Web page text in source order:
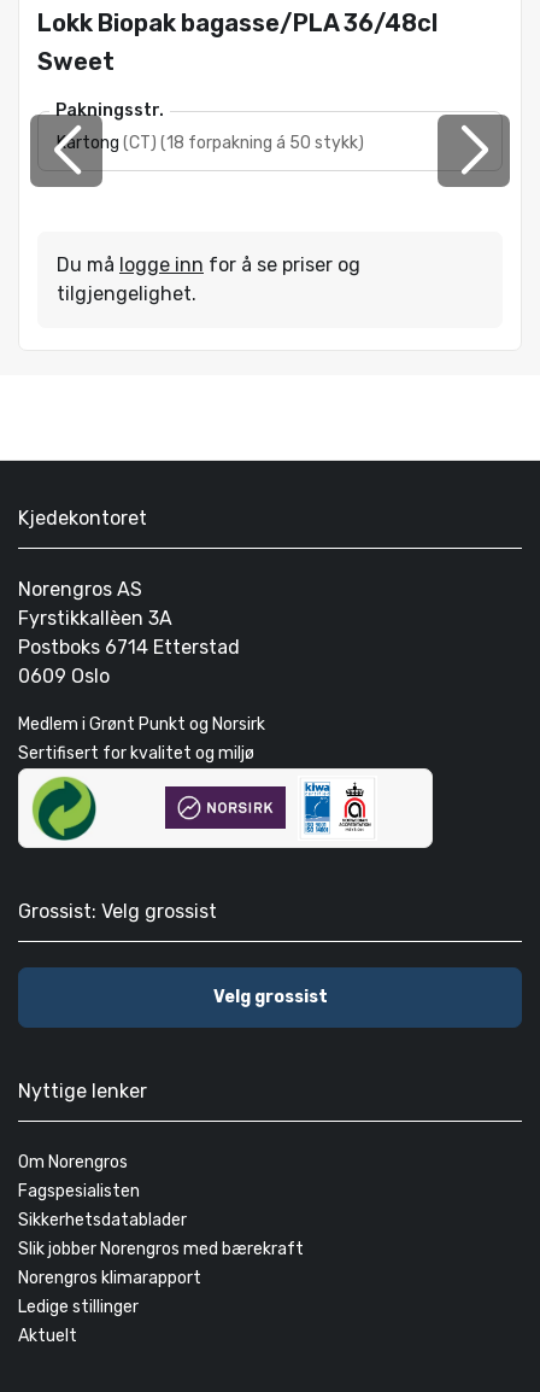
Lokk Biopak bagasse/PLA 36/48cl
Sweet
Pakningsstr.
Kartong (CT) (18 forpakning á 50 stykk)
Du må logge inn for å se priser og
tilgjengelighet.
Kjedekontoret
Norengros AS
Fyrstikkallèen 3A
Postboks 6714 Etterstad
0609 Oslo
Medlem i Grønt Punkt og Norsirk
Sertifisert for kvalitet og miljø
Grossist: Velg grossist
Velg grossist
Nyttige lenker
Om Norengros
Fagspesialisten
Sikkerhetsdatablader
Slik jobber Norengros med bærekraft
Norengros klimarapport
Ledige stillinger
Aktuelt